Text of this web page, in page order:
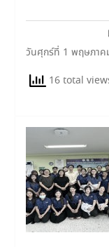
วันศุกร์ที่ 1 พฤษภาค
16 total